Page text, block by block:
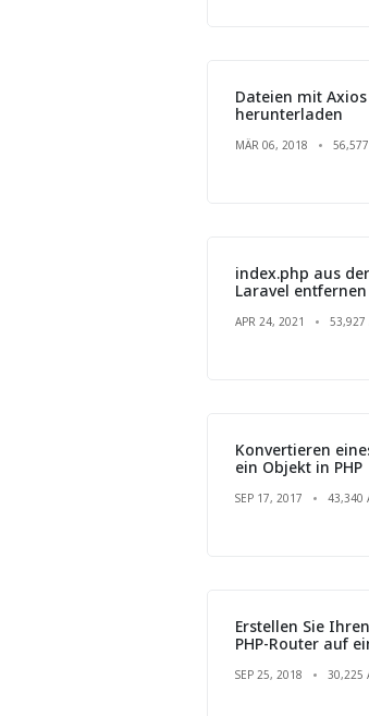
Dateien mit Axios
herunterladen
MÄR 06, 2018
index.php aus
Laravel entfernen
APR 24, 2021 53,927
Konvertieren
ein Objekt in PHP
SEP 17, 2017 43,340
Erstellen Sie
PHP-Router auf
SEP 25, 2018 30,225